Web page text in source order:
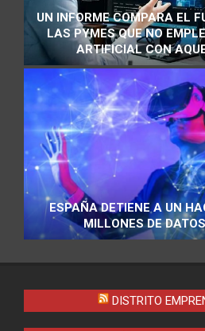
UN INFORME COMPARA EL
LAS PYMES QUE NO
ARTIFICIAL CON
ESPAÑA DETIENE A UN
MILLONES DE
DISTRITO